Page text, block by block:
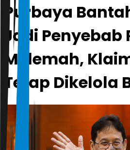
Purbaya
Jadi Penyebab
Melemah,
Tetap Dikelola